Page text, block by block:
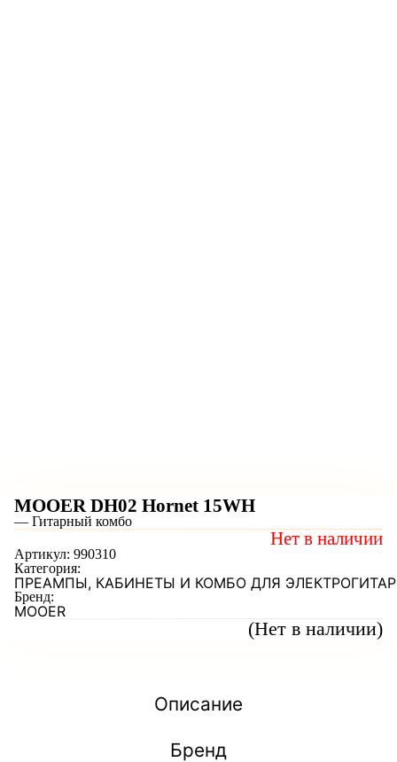
MOOER DH02 Hornet 15WH
(Нет в наличии)
— Гитарный комбо
Нет в наличии
Артикул: 990310
Категория:
ПРЕАМПЫ, КАБИНЕТЫ И КОМБО ДЛЯ ЭЛЕКТРОГИТАР
Бренд:
MOOER
Описание
Бренд